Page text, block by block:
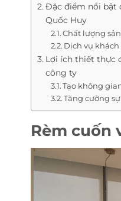
Đặc điểm nổi bật
Quốc Huy
Chất lượng
Dịch vụ
Lợi ích thiết thực
công ty
Tạo không
Tăng cường
Rèm cuốn